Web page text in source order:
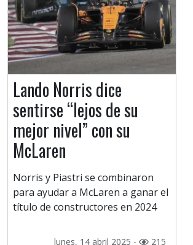
Lando Norris dice
sentirse “lejos de su
mejor nivel” con su
McLaren
Norris y Piastri se combinaron
para ayudar a McLaren a ganar el
título de constructores en 2024
lunes, 14 abril 2025 - 215